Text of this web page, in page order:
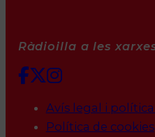
Ràdioilla a les
Avís legal i
Política de cookies